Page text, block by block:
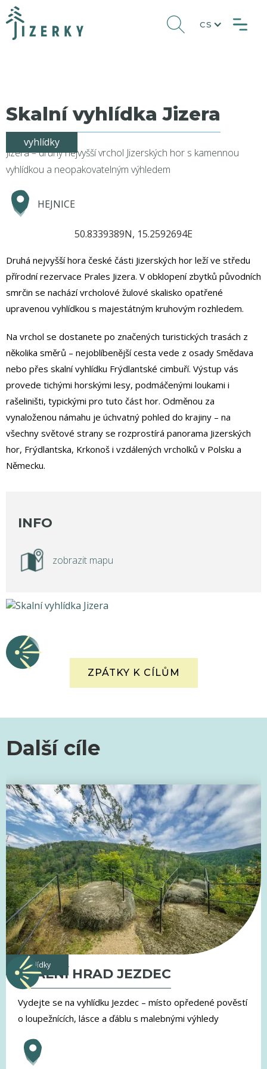
CS
Skalní vyhlídka Jizera
vyhlídky
Jizera – druhý nejvyšší vrchol Jizerských hor s kamennou
vyhlídkou a neopakovatelným výhledem
HEJNICE
50.8339389N, 15.2592694E
Druhá nejvyšší hora české části Jizerských hor leží ve středu
přírodní rezervace Prales Jizera. V obklopení zbytků původních
smrčin se nachází vrcholové žulové skalisko opatřené
upravenou vyhlídkou s majestátným kruhovým rozhledem.
Na vrchol se dostanete po značených turistických trasách z
několika směrů – nejoblíbenější cesta vede z osady Smědava
nebo přes skalní vyhlídku Frýdlantské cimbuří. Výstup vás
provede tichými horskými lesy, podmáčenými loukami i
rašeliništi, typickými pro tuto část hor. Odměnou za
vynaloženou námahu je úchvatný pohled do krajiny – na
všechny světové strany se rozprostírá panorama Jizerských
hor, Frýdlantska, Krkonoš i vzdálených vrcholků v Polsku a
Německu.
INFO
zobrazit mapu
ZPÁTKY K CÍLŮM
Další cíle
vyhlídky
SKALNÍ HRAD JEZDEC
Vydejte se na vyhlídku Jezdec – místo opředené pověstí
o loupežnících, lásce a ďáblu s malebnými výhledy